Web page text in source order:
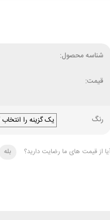
شناسه محصول:
قیمت:
رنگ
از قیمت های ما رضایت دارید؟ بله